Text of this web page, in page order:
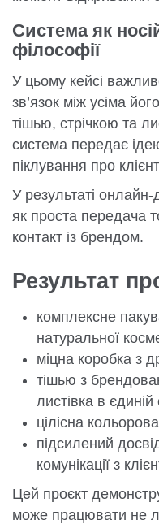
Система як
філософії
У цьому кейсі
зв’язок між усіма
тішью, стрічкою та
система передає
піклування про
У результаті
як проста передача
контакт із брендом.
Результат
комплексне
натуральної
міцна коробка з
тішью з
листівка в єдиній
цілісна
підсилений
комунікації з
Цей проєкт
може працювати не